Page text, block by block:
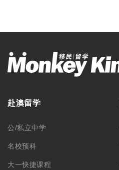
赴澳留学
公/私立中学
名校预科
大一快捷课程